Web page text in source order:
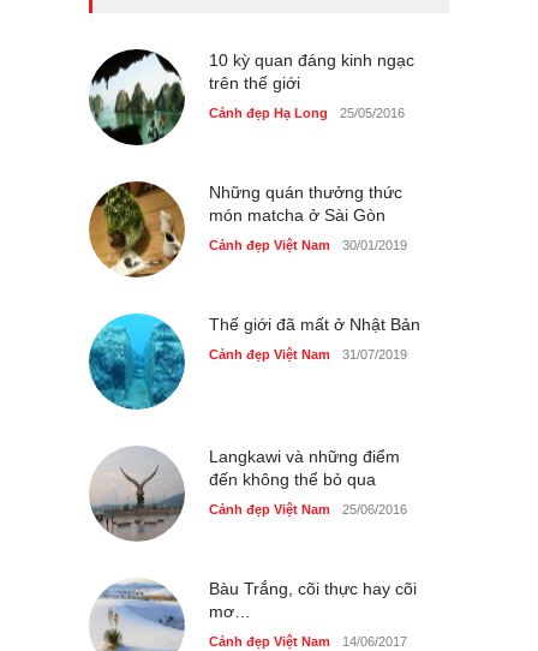
Cảnh đẹp Việt Nam 25/04/2020
Nhiều hoạt động tôn vinh
10 kỳ quan đáng kinh ngạc
trên thế giới
Cảnh đẹp Hạ Long 25/05/2016
Những quán thưởng thức
món matcha ở Sài Gòn
Cảnh đẹp Việt Nam 30/01/2019
Thế giới đã mất ở Nhật Bản
Cảnh đẹp Việt Nam 31/07/2019
Langkawi và những điểm
đến không thể bỏ qua
Cảnh đẹp Việt Nam 25/06/2016
Bàu Trắng, cõi thực hay cõi
mơ…
Cảnh đẹp Việt Nam 14/06/2017